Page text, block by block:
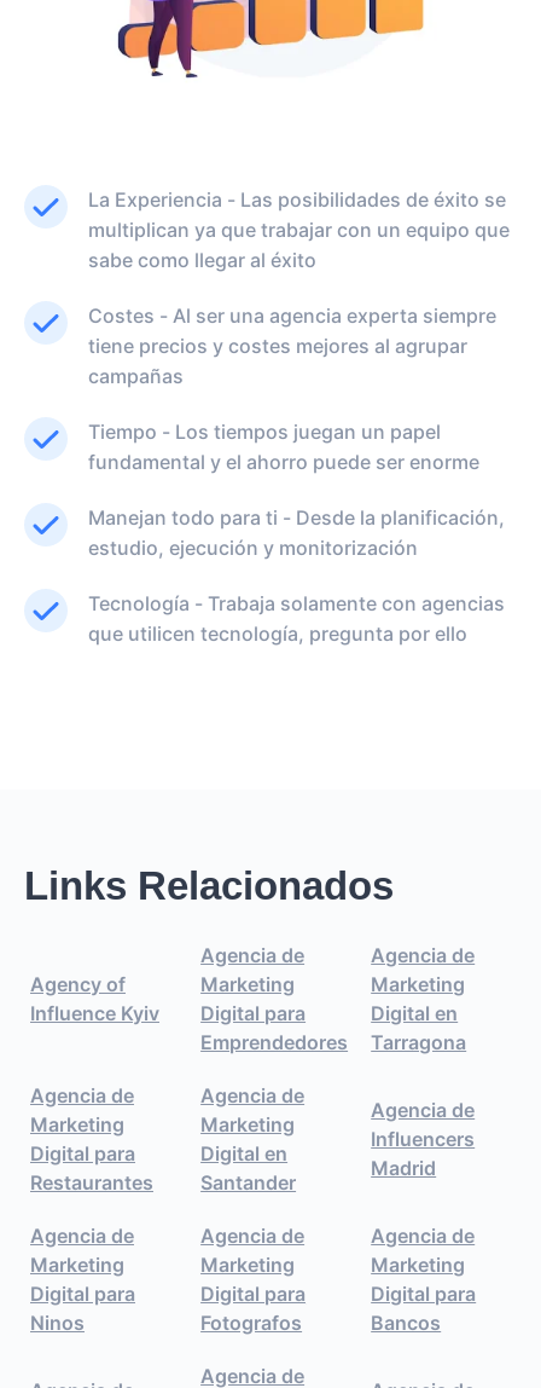
La Experiencia - Las posibilidades de éxito se
multiplican ya que trabajar con un equipo que
sabe como llegar al éxito
Costes - Al ser una agencia experta siempre
tiene precios y costes mejores al agrupar
campañas
Tiempo - Los tiempos juegan un papel
fundamental y el ahorro puede ser enorme
Manejan todo para ti - Desde la planificación,
estudio, ejecución y monitorización
Tecnología - Trabaja solamente con agencias
que utilicen tecnología, pregunta por ello
Links Relacionados
Agency of
Influence Kyiv
Agencia de
Marketing
Digital para
Emprendedores
Agencia de
Marketing
Digital en
Tarragona
Agencia de
Marketing
Digital para
Restaurantes
Agencia de
Marketing
Digital en
Santander
Agencia de
Influencers
Madrid
Agencia de
Marketing
Digital para
Ninos
Agencia de
Marketing
Digital para
Fotografos
Agencia de
Marketing
Digital para
Bancos
Agencia de